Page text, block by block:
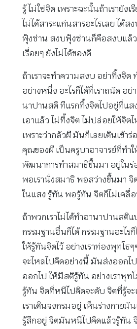
รู้ ไม่ใช่จิต เพราะฉะนั้นถ้าเรายังเ
ไม่ได้สาระแก่นสารอะไรเลย ได้
ฟุ้งซ่าน สงบฟุ้งซ่านก็คือสงบแล้
เรื่อยๆ ยังไม่ได้ของดี
ถ้าเราจะทำความสงบ อย่าทิ้งจิต
อย่างหนึ่ง อะไรก็ได้ที่เราถนัด อ
นาปานสติ ทีแรกทิ้งจิตไปอยู่ที่แส
เอาแล้ว ไม่ทิ้งจิต ไม่ปล่อยให้จิตไ
เพราะว่ากลัวผี มันก็เลยเดินเข้
คุณของผี เป็นครูบาอาจารย์ที่ทำ
พัฒนาการทำสมาธิขึ้นมา อยู่ในร่
พอเรานั่งสมาธิ พอสว่างขึ้นมา จิ
ในแสง รู้ทัน พอรู้ทัน จิตก็ไม่เคลื่
ถ้าพวกเราไม่ได้ทำอานาปานสติ
กรรมฐานอื่นก็ได้ กรรมฐานอะไร
ให้รู้ทันจิตไว้ อย่างเราท่องพุทโธ
จะไหลไปคิดอย่างนี้ มันส่งออกไ
ออกไป ให้มีสติรู้ทัน อย่างเราพุท
รู้ทัน จิตที่หนีไปคิดจะดับ จิตที่รู้จ
เราเดินจงกรมอยู่ เห็นร่างกายมั
รู้สึกอยู่ จิตมันหนีไปคิดแล้วรู้ทัน